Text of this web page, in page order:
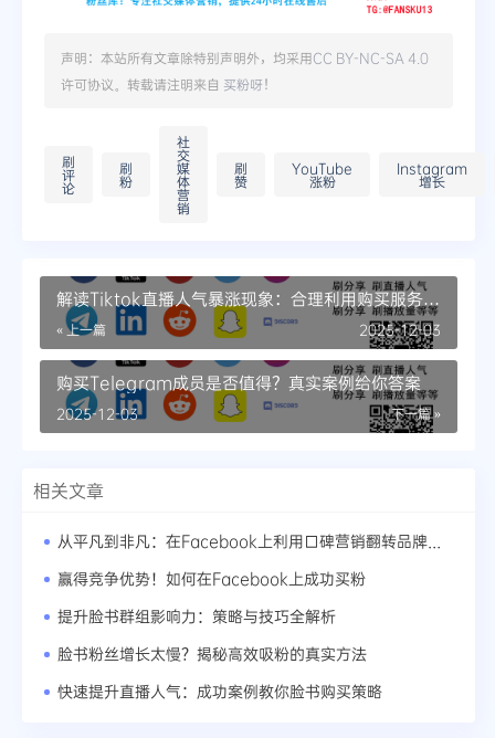
声明：本站所有文章除特别声明外，均采用CC BY-NC-SA 4.0
许可协议。转载请注明来自 买粉呀！
刷
评
论
刷
粉
社
交
媒
体
营
销
刷
赞
YouTube
涨粉
Instagram
增长
解读Tiktok直播人气暴涨现象：合理利用购买服务的
关键点
« 上一篇 2025-12-03
购买Telegram成员是否值得？真实案例给你答案
下一篇 »
2025-12-03
相关文章
赢得竞争优势！如何在Facebook上成功买粉
提升脸书群组影响力：策略与技巧全解析
脸书粉丝增长太慢？揭秘高效吸粉的真实方法
快速提升直播人气：成功案例教你脸书购买策略